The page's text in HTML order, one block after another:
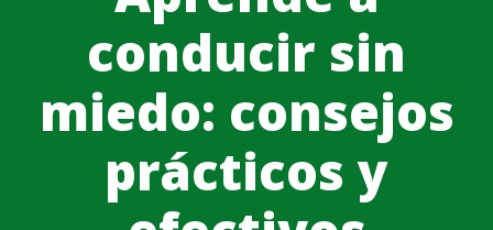
conducir sin
miedo: consejos
prácticos y